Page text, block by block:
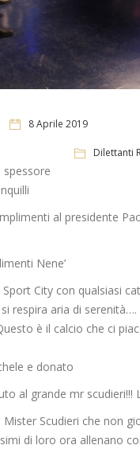
8 Aprile 2019
Dilettanti
spessore
al presidente
Nene’
City con qualsiasi
respira aria di serenità….
è il calcio che ci
e donato
al grande mr scudieri!!!
Scudieri che non
di loro ora allenano